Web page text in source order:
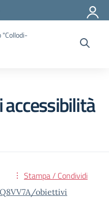
accessibilità
Stampa / Condividi
obiettivi